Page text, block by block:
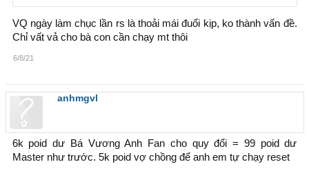
VQ ngày làm chục lần rs là thoải mái đuổi kịp, ko thành vấn đề.
Chỉ vất vả cho bà con cần chạy mt thôi
6/8/21
anhmgvl
6k poid dư Bá Vương Anh Fan cho quy đổi = 99 poid dư
Master như trước. 5k poid vợ chồng để anh em tự chạy reset